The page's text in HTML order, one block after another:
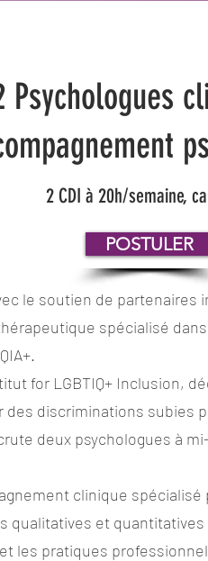
Psychologues
2 CDI à 20h/semaine,
POSTULER
le soutien de
spécialisé dans
for LGBTIQ+ Inclusion,
discriminations subies
deux psychologues à
clinique spécialisé
qualitatives et quantitatives
les pratiques